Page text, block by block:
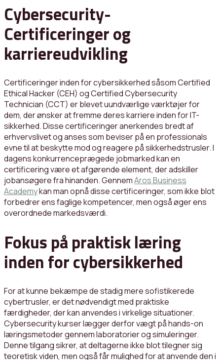
Cybersecurity-
Certificeringer og
karriereudvikling
Certificeringer inden for cybersikkerhed såsom Certified
Ethical Hacker (CEH) og Certified Cybersecurity
Technician (CCT) er blevet uundværlige værktøjer for
dem, der ønsker at fremme deres karriere inden for IT-
sikkerhed. Disse certificeringer anerkendes bredt af
erhvervslivet og anses som beviser på en professionals
evne til at beskytte mod og reagere på sikkerhedstrusler. I
dagens konkurrenceprægede jobmarked kan en
certificering være et afgørende element, der adskiller
jobansøgere fra hinanden. GennemAros Business
Academykan man opnå disse certificeringer, som ikke blot
forbedrer ens faglige kompetencer, men også øger ens
overordnede markedsværdi.
Fokus på praktisk læring
inden for cybersikkerhed
For at kunne bekæmpe de stadig mere sofistikerede
cybertrusler, er det nødvendigt med praktiske
færdigheder, der kan anvendes i virkelige situationer.
Cybersecurity kurser lægger derfor vægt på hands-on
læringsmetoder gennem laboratorier og simuleringer.
Denne tilgang sikrer, at deltagerne ikke blot tilegner sig
teoretisk viden, men også får mulighed for at anvende den i